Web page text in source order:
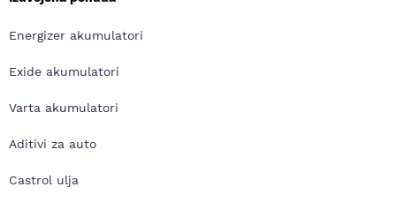
Energizer akumulatori
Exide akumulatori
Varta akumulatori
Aditivi za auto
Castrol ulja